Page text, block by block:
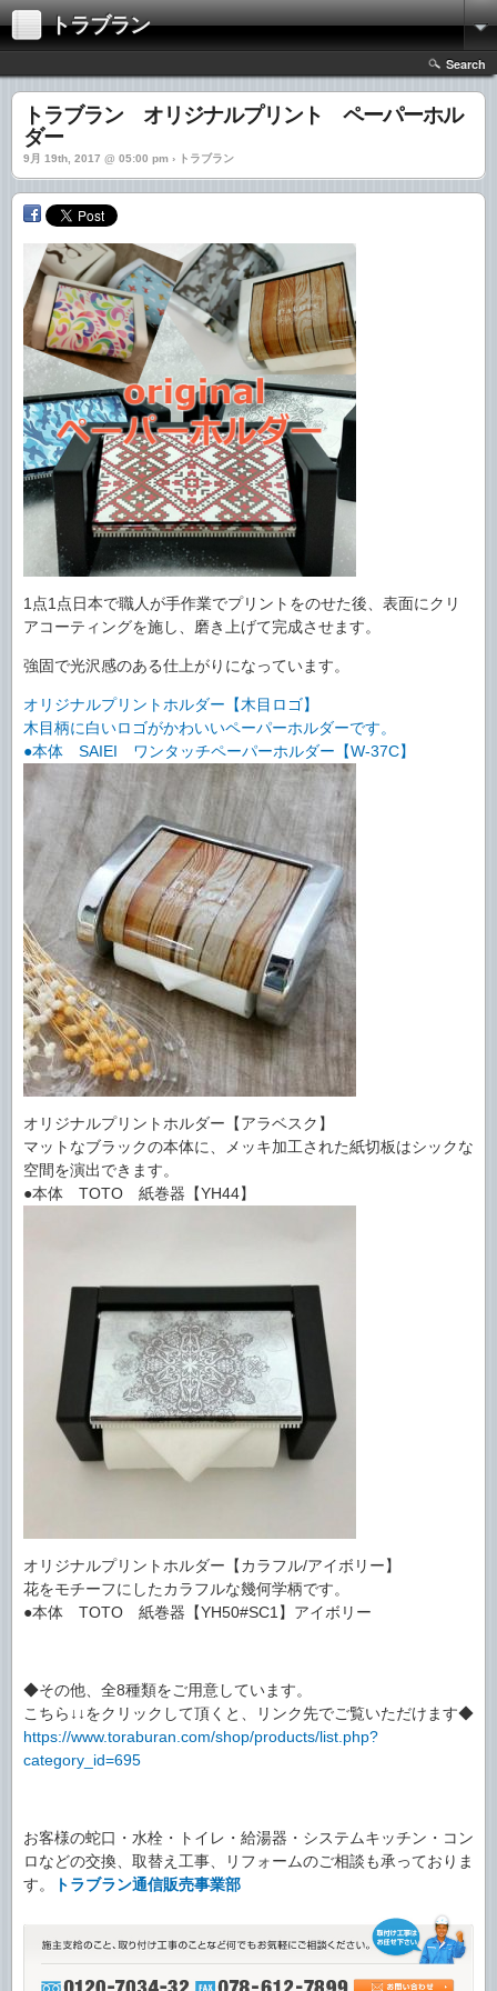
トラブラン
Search
トラブラン オリジナルプリント ペーパーホル
ダー
9月 19th, 2017 @ 05:00 pm › トラブラン
1点1点日本で職人が手作業でプリントをのせた後、表面にクリ
アコーティングを施し、磨き上げて完成させます。
強固で光沢感のある仕上がりになっています。
オリジナルプリントホルダー【木目ロゴ】
木目柄に白いロゴがかわいいペーパーホルダーです。
●本体 SAIEI ワンタッチペーパーホルダー【W-37C】
オリジナルプリントホルダー【アラベスク】
マットなブラックの本体に、メッキ加工された紙切板はシックな
空間を演出できます。
●本体 TOTO 紙巻器【YH44】
オリジナルプリントホルダー【カラフル/アイボリー】
花をモチーフにしたカラフルな幾何学柄です。
●本体 TOTO 紙巻器【YH50#SC1】アイボリー
◆その他、全8種類をご用意しています。
こちら↓↓をクリックして頂くと、リンク先でご覧いただけます◆
https://www.toraburan.com/shop/products/list.php?
category_id=695
お客様の蛇口・水栓・トイレ・給湯器・システムキッチン・コン
ロなどの交換、取替え工事、リフォームのご相談も承っておりま
す。
トラブラン通信販売事業部